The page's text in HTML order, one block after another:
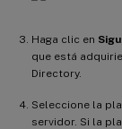
Haga clic en
que está
Directory.
Seleccione la
servidor. Si la